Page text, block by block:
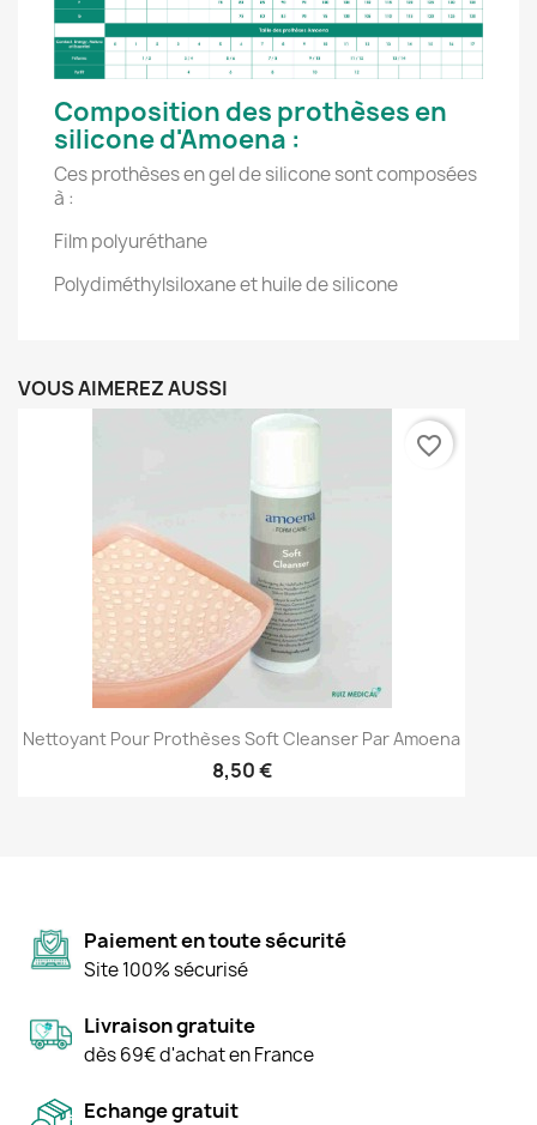
Composition des prothèses en
silicone d'Amoena :
Ces prothèses en gel de silicone sont composées
à :
Film polyuréthane
Polydiméthylsiloxane et huile de silicone
VOUS AIMEREZ AUSSI
Nettoyant Pour Prothèses Soft Cleanser Par Amoena
8,50 €
favorite_border
Paiement en toute sécurité
Site 100% sécurisé
Livraison gratuite
dès 69€ d'achat en France
Echange gratuit